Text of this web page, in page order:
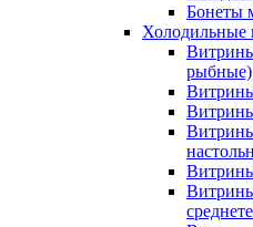
Бонеты
Холодильные
рыбные)